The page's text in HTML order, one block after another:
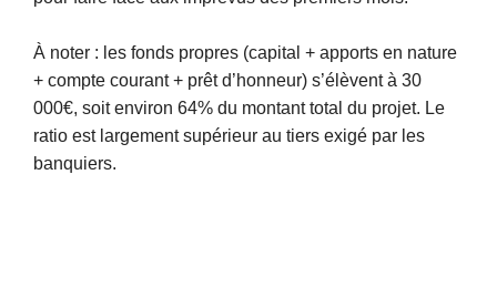
À noter : les fonds propres (capital + apports en nature
+ compte courant + prêt d’honneur) s’élèvent à 30
000€, soit environ 64% du montant total du projet. Le
ratio est largement supérieur au tiers exigé par les
banquiers.